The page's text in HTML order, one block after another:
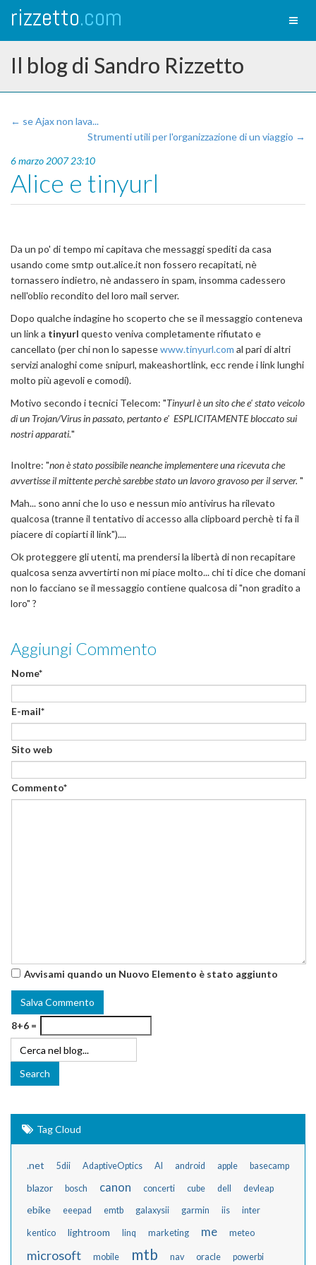
rizzetto.com
Il blog di Sandro Rizzetto
← se Ajax non lava...
Strumenti utili per l'organizzazione di un viaggio →
6 marzo 2007 23:10
Alice e tinyurl
Da un po' di tempo mi capitava che messaggi spediti da casa
usando come smtp out.alice.it non fossero recapitati, nè
tornassero indietro, nè andassero in spam, insomma cadessero
nell'oblio recondito del loro mail server.
Dopo qualche indagine ho scoperto che se il messaggio conteneva
un link a tinyurl questo veniva completamente rifiutato e
cancellato (per chi non lo sapessewww.tinyurl.com al pari di altri
servizi analoghi come snipurl, makeashortlink, ecc rende i link lunghi
molto più agevoli e comodi).
Motivo secondo i tecnici Telecom: "Tinyurl è un sito che e' stato veicolo
di un Trojan/Virus in passato, pertanto e' ESPLICITAMENTE bloccato sui
nostri apparati."
Inoltre: "non è stato possibile neanche implementere una ricevuta che
avvertisse il mittente perchè sarebbe stato un lavoro gravoso per il server. "
Mah... sono anni che lo uso e nessun mio antivirus ha rilevato
qualcosa (tranne il tentativo di accesso alla clipboard perchè ti fa il
piacere di copiarti il link")....
Ok proteggere gli utenti, ma prendersi la libertà di non recapitare
qualcosa senza avvertirti non mi piace molto... chi ti dice che domani
non lo facciano se il messaggio contiene qualcosa di "non gradito a
loro" ?
Aggiungi Commento
Nome*
E-mail*
Sito web
Commento*
Avvisami quando un Nuovo Elemento è stato aggiunto
8+6 =
Tag Cloud
.net 5dii AdaptiveOptics AI android apple basecamp
blazor bosch canon concerti cube dell devleap
ebike eeepad emtb galaxysii garmin iis inter
kentico lightroom linq marketing me meteo
microsoft mobile mtb nav oracle powerbi